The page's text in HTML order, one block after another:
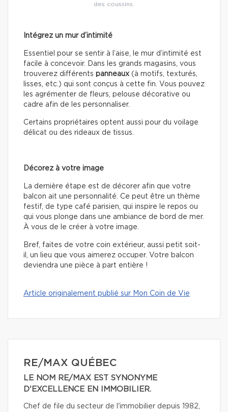
des coussins.
Intégrez un mur d’intimité
Essentiel pour se sentir à l’aise, le mur d’intimité est
facile à concevoir. Dans les grands magasins, vous
trouverez différents panneaux (à motifs, texturés,
lisses, etc.) qui sont conçus à cette fin. Vous pouvez
les agrémenter de fleurs, pelouse décorative ou
cadre afin de les personnaliser.
Certains propriétaires optent aussi pour du voilage
délicat ou des rideaux de tissus.
Décorez à votre image
La dernière étape est de décorer afin que votre
balcon ait une personnalité. Ce peut être un thème
festif, de type café parisien, qui inspire le repos ou
qui vous plonge dans une ambiance de bord de mer.
À vous de le créer à votre image.
Bref, faites de votre coin extérieur, aussi petit soit-
il, un lieu que vous aimerez occuper. Votre balcon
deviendra une pièce à part entière !
Article originalement publié sur Mon Coin de Vie
RE/MAX QUÉBEC
LE NOM RE/MAX EST SYNONYME
D'EXCELLENCE EN IMMOBILIER.
Chef de file du secteur de l'immobilier depuis 1982,